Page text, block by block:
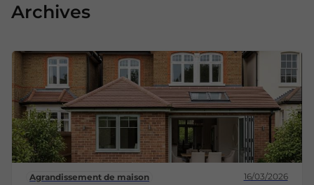
Archives
Agrandissement de maison 16/03/2026